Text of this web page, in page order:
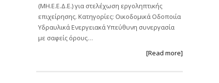
(ΜΗ.Ε.Ε.Δ.Ε.) για στελέχωση εργοληπτικής
επιχείρησης. Κατηγορίες: Οικοδομικά Οδοποιία
Υδραυλικά Ενεργειακά Υπεύθυνη συνεργασία
με σαφείς όρους…
[Read more]